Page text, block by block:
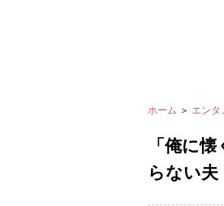
ホーム ＞ エンタ
「俺に
らない夫